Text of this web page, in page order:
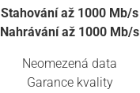
Stahování až 1000 Mb/s
Nahrávání až 1000 Mb/s
Neomezená data
Garance kvality